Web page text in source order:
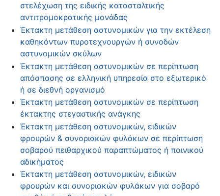
στελέχωση της ειδικής κατασταλτικής
αντιτρομοκρατικής μονάδας
Έκτακτη μετάθεση αστυνομικών για την εκτέλεση
καθηκόντων πυροτεχνουργών ή συνοδών
αστυνομικών σκύλων
Έκτακτη μετάθεση αστυνομικών σε περίπτωση
απόσπασης σε ελληνική υπηρεσία στο εξωτερικό
ή σε διεθνή οργανισμό
Έκτακτη μετάθεση αστυνομικών σε περίπτωση
έκτακτης στεγαστικής ανάγκης
Έκτακτη μετάθεση αστυνομικών, ειδικών
φρουρών & συνοριακών φυλάκων σε περίπτωση
σοβαρού πειθαρχικού παραπτώματος ή ποινικού
αδικήματος
Έκτακτη μετάθεση αστυνομικών, ειδικών
φρουρών και συνοριακών φυλάκων για σοβαρό